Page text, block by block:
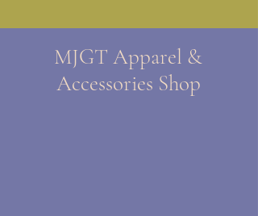
MJGT Apparel &
Accessories Shop